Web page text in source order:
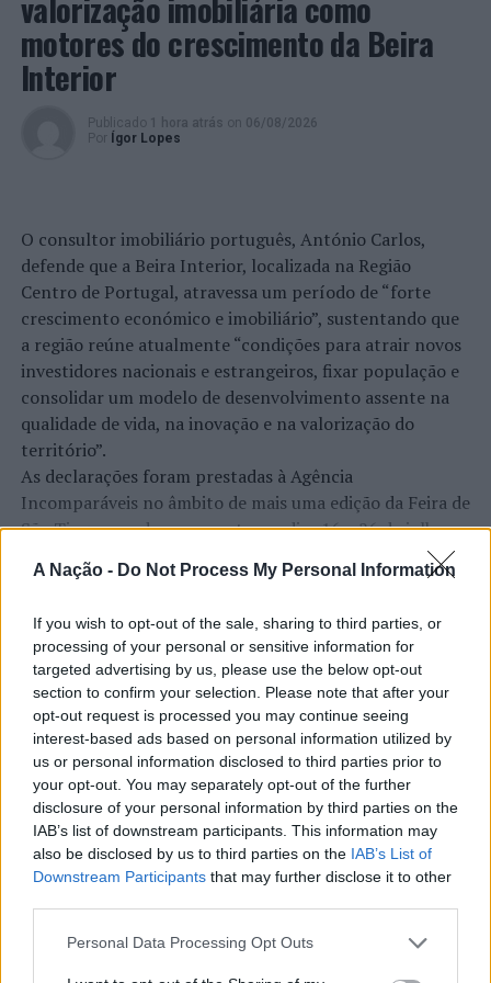
A Nação - Do Not Process My Personal Information
If you wish to opt-out of the sale, sharing to third parties, or
processing of your personal or sensitive information for
targeted advertising by us, please use the below opt-out
section to confirm your selection. Please note that after your
opt-out request is processed you may continue seeing
interest-based ads based on personal information utilized by
us or personal information disclosed to third parties prior to
your opt-out. You may separately opt-out of the further
disclosure of your personal information by third parties on the
IAB’s list of downstream participants. This information may
also be disclosed by us to third parties on the IAB’s List of
Downstream Participants that may further disclose it to other
Personal Data Processing Opt Outs
(7º).
Ainda no país vizinho, o
18-25, 19-25 e 21-25) do recinto doCajasol Vóley Dos
1 serviço).
A Zona 4 lusa é, atualmente, a 3ª classificada nas
melhores no serviço e a 5ª nas melhores pontuadoras,
sendo, ainda, a 4ª classificada na lista de melhores
jogadoras na sua posição nesta edição da Liga Iberdrola.
No dia 26 de fevereiro, oCV Sayre CC La Ballenarecebe
oAvarca de Menorca(2º).
Em França, oSaint-Nazaire VB Atlantique, de Lourenço
Martins, não conseguiu resistir ao poderio do Tours VB,
tendo perdido em casa (0-3: 24-26, 23-25 e 21-25) com
o líder isolado daLigueA e descido ao 3º lugar na tabela
classificativa.
O zona 4 da Seleção Nacional contabilizou 7 pontos (6
ataques e 1 bloco).
No dia 17 de fevereiro, oSaint-Nazairevisita oNantes
Rezé, atual vice-líder do campeonato gaulês.
Na Roménia, oSCM Zalau, de Filip Cveticanin, perdeu
em casa (0-3: 18-25, 23-25 e 21-25) com o líderSteaua
Bucuresti, mas continua a ocupar a 6ª posição na tabela
classificativa da Divisão A1.
O central da Seleção Nacional, que foi pouco utilizado
neste jogo, é, atualmente, o 2º classificado no
ranking
motores do crescimento da Beira
Interior
Publicado 1 hora atrás on 06/08/2026
Por
Ígor Lopes
O consultor imobiliário português, António Carlos,
defende que a Beira Interior, localizada na Região
Centro de Portugal, atravessa um período de “forte
crescimento económico e imobiliário”, sustentando que
a região reúne atualmente “condições para atrair novos
investidores nacionais e estrangeiros, fixar população e
consolidar um modelo de desenvolvimento assente na
qualidade de vida, na inovação e na valorização do
território”.
As declarações foram prestadas à Agência
Incomparáveis no âmbito de mais uma edição da Feira de
São Tiago, que decorreu entre os dias 16 e 26 de julho,
certames populares de Portugal. Com origens medievais
tradição, atividade económica, comércio, gastronomia,
animação cultural e divulgação empresarial,
constituindo um dos principais momentos de promoção
do município e da Beira Interior.
Para António Carlos, o crescimento alcançado ao longo
dos últimos anos representa o cumprimento dos
objetivos que traçou quando iniciou o seu percurso no
setor imobiliário. O empresário considera que o
reconhecimento conquistado resulta da proximidade
com a comunidade e da capacidade de apoiar não apenas
locais e projetos de desenvolvimento regional. Segundo
CONTINUAR A LER
ATUALIDADE
Rio de Janeiro: Governo do Estado
propõe parceria com a FUNCEX para
“reforçar inteligência sobre
comércio exterior”
Publicado 2 horas atrás on 06/08/2026